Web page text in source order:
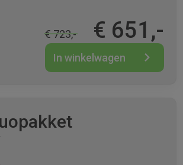
€ 723,- € 651,-
In winkelwagen